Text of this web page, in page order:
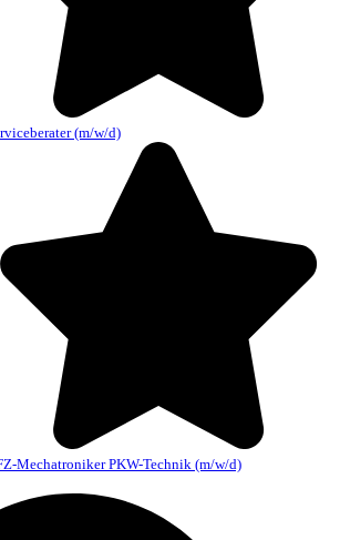
(m/w/d)
Mechatroniker PKW-Technik (m/w/d)